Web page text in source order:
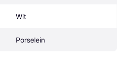
Wit
Porselein